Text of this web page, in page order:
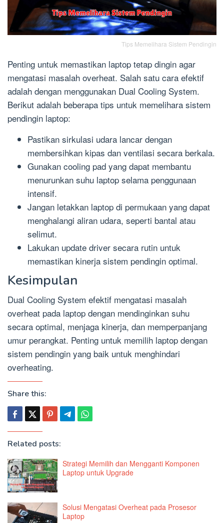
Tips Memelihara Sistem Pendingin
Penting untuk memastikan laptop tetap dingin agar
mengatasi masalah overheat. Salah satu cara efektif
adalah dengan menggunakan Dual Cooling System.
Berikut adalah beberapa tips untuk memelihara sistem
pendingin laptop:
Pastikan sirkulasi udara lancar dengan
membersihkan kipas dan ventilasi secara berkala.
Gunakan cooling pad yang dapat membantu
menurunkan suhu laptop selama penggunaan
intensif.
Jangan letakkan laptop di permukaan yang dapat
menghalangi aliran udara, seperti bantal atau
selimut.
Lakukan update driver secara rutin untuk
memastikan kinerja sistem pendingin optimal.
Kesimpulan
Dual Cooling System efektif mengatasi masalah
overheat pada laptop dengan mendinginkan suhu
secara optimal, menjaga kinerja, dan memperpanjang
umur perangkat. Penting untuk memilih laptop dengan
sistem pendingin yang baik untuk menghindari
overheating.
Share this:
Related posts:
Strategi Memilih dan Mengganti Komponen
Laptop untuk Upgrade
Solusi Mengatasi Overheat pada Prosesor
Laptop